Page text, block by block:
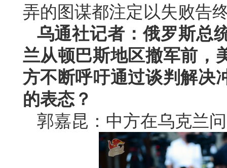
弄的图谋都注定以失败告
乌通社记者：俄罗斯总
兰从顿巴斯地区撤军前，
方不断呼吁通过谈判解决
的表态？
郭嘉昆：中方在乌克兰